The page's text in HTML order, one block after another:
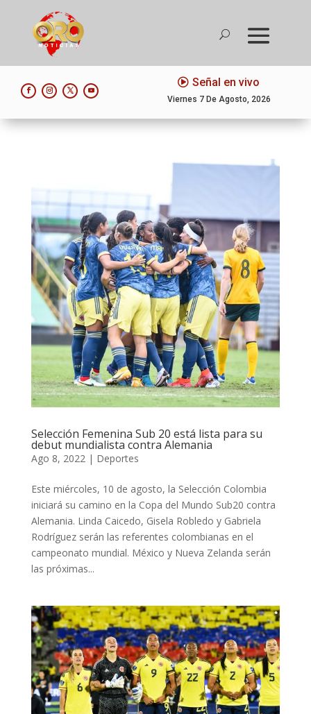
Señal en vivo
Viernes 7 De Agosto, 2026
Selección Femenina Sub 20 está lista para su
debut mundialista contra Alemania
Ago 8, 2022| Deportes
Este miércoles, 10 de agosto, la Selección Colombia
iniciará su camino en la Copa del Mundo Sub20 contra
Alemania. Linda Caicedo, Gisela Robledo y Gabriela
Rodríguez serán las referentes colombianas en el
campeonato mundial. México y Nueva Zelanda serán
las próximas...